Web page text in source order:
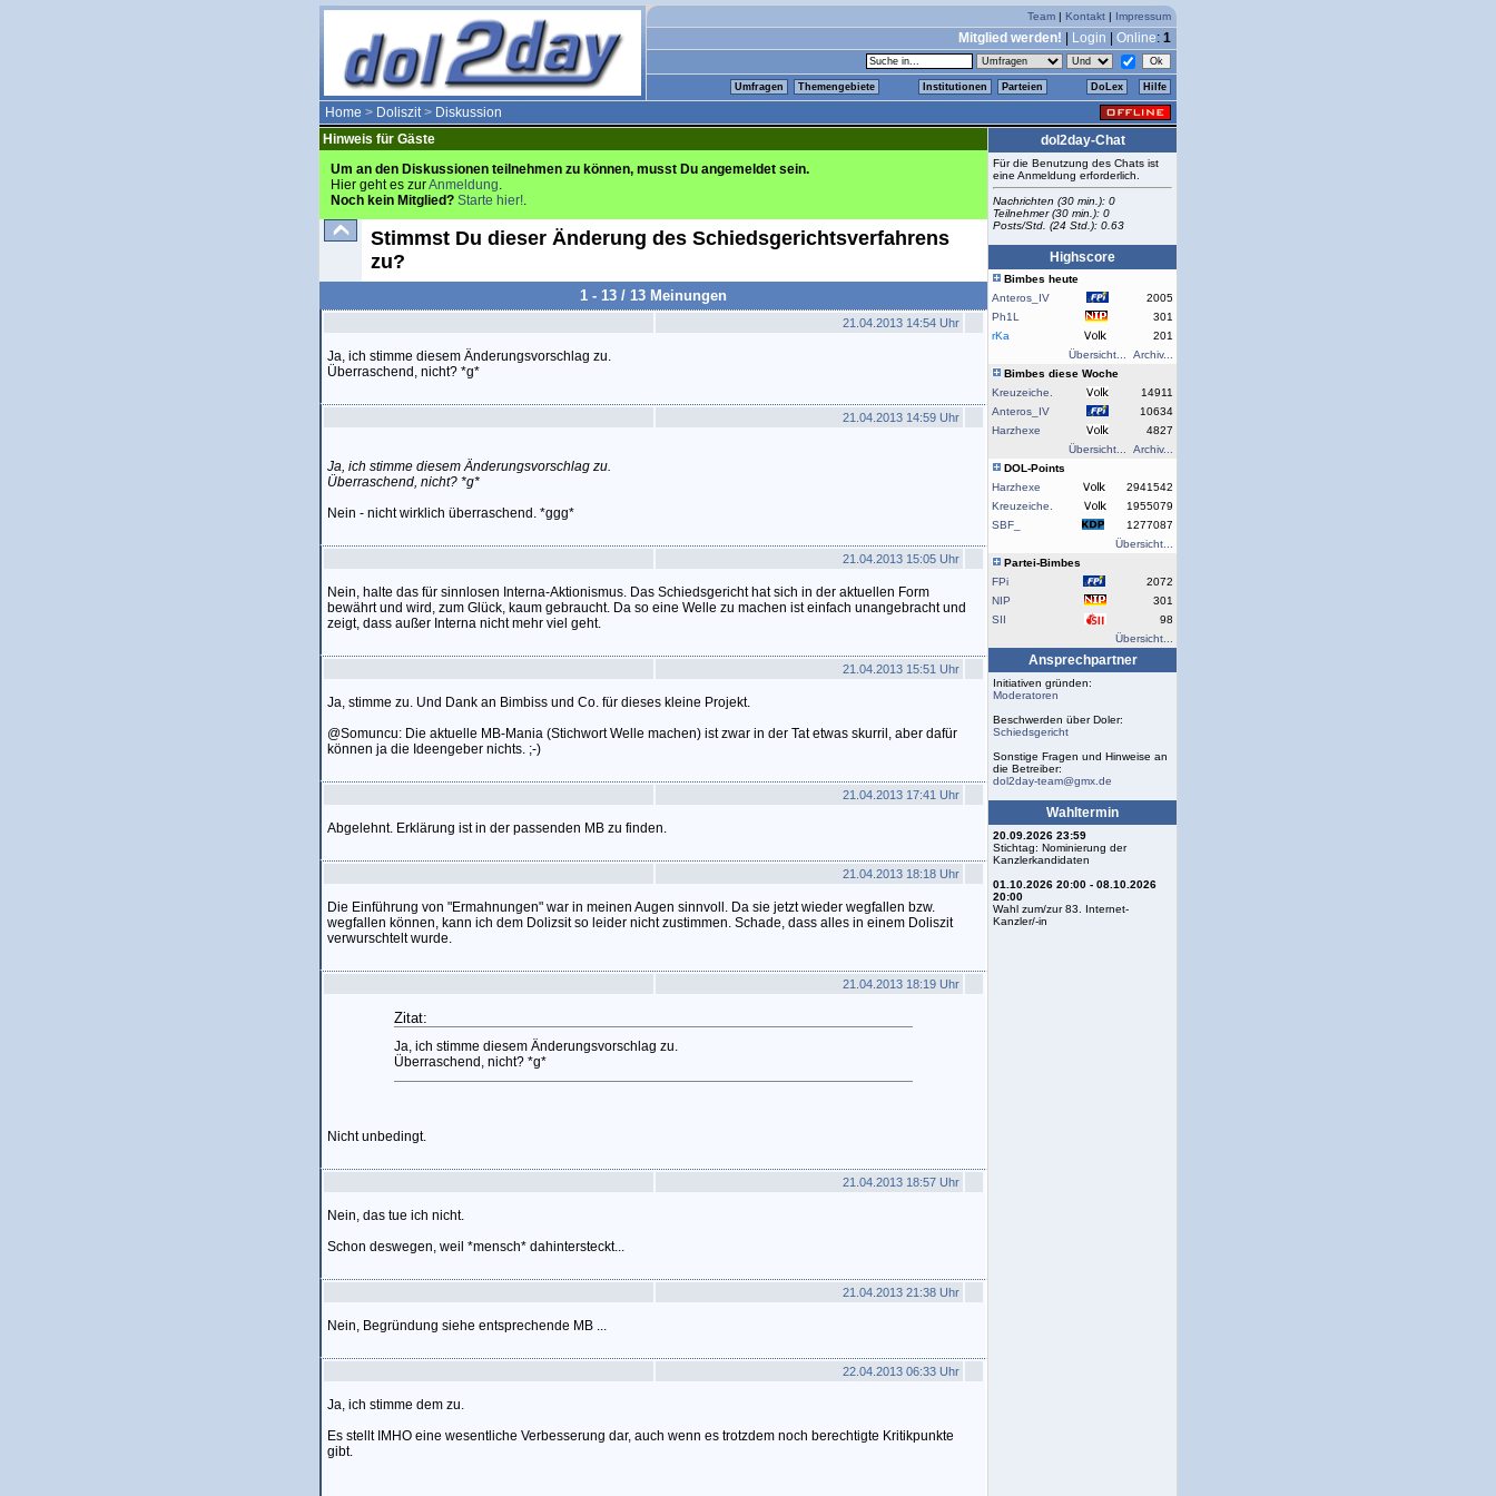
Team | Kontakt | Impressum
Mitglied werden! Login Online: 1
Umfragen Themengebiete Institutionen Parteien DoLex Hilfe
Home > Doliszit> Diskussion
Hinweis für Gäste
Um an den Diskussionen teilnehmen zu können, musst Du angemeldet sein.
Hier geht es zurAnmeldung.
Noch kein Mitglied? Starte hier!.
Stimmst Du dieser Änderung des Schiedsgerichtsverfahrens
zu?
1 - 13 / 13 Meinungen
21.04.2013 14:54 Uhr
Ja, ich stimme diesem Änderungsvorschlag zu.
Überraschend, nicht? *g*
21.04.2013 14:59 Uhr
Ja, ich stimme diesem Änderungsvorschlag zu.
Überraschend, nicht? *g*
Nein - nicht wirklich überraschend. *ggg*
21.04.2013 15:05 Uhr
Nein, halte das für sinnlosen Interna-Aktionismus. Das Schiedsgericht hat sich in der aktuellen Form
bewährt und wird, zum Glück, kaum gebraucht. Da so eine Welle zu machen ist einfach unangebracht und
zeigt, dass außer Interna nicht mehr viel geht.
21.04.2013 15:51 Uhr
Ja, stimme zu. Und Dank an Bimbiss und Co. für dieses kleine Projekt.
@Somuncu: Die aktuelle MB-Mania (Stichwort Welle machen) ist zwar in der Tat etwas skurril, aber dafür
können ja die Ideengeber nichts. ;-)
21.04.2013 17:41 Uhr
Abgelehnt. Erklärung ist in der passenden MB zu finden.
21.04.2013 18:18 Uhr
Die Einführung von "Ermahnungen" war in meinen Augen sinnvoll. Da sie jetzt wieder wegfallen bzw.
wegfallen können, kann ich dem Dolizsit so leider nicht zustimmen. Schade, dass alles in einem Doliszit
verwurschtelt wurde.
21.04.2013 18:19 Uhr
Zitat:
Ja, ich stimme diesem Änderungsvorschlag zu.
Überraschend, nicht? *g*
Nicht unbedingt.
21.04.2013 18:57 Uhr
Nein, das tue ich nicht.
Schon deswegen, weil *mensch* dahintersteckt...
21.04.2013 21:38 Uhr
Nein, Begründung siehe entsprechende MB ...
22.04.2013 06:33 Uhr
Ja, ich stimme dem zu.
Es stellt IMHO eine wesentliche Verbesserung dar, auch wenn es trotzdem noch berechtigte Kritikpunkte
gibt.
dol2day-Chat
Für die Benutzung des Chats ist
eine Anmeldung erforderlich.
Nachrichten (30 min.): 0
Teilnehmer (30 min.): 0
Posts/Std. (24 Std.): 0.63
Highscore
Bimbes heute
Anteros_IV
2005
Ph1L
301
rKa
201
Übersicht...
Archiv...
Bimbes diese Woche
Kreuzeiche.
14911
Anteros_IV
10634
Harzhexe
4827
Übersicht...
Archiv...
DOL-Points
Harzhexe
2941542
Kreuzeiche.
1955079
SBF_
1277087
Übersicht...
Partei-Bimbes
FPi
2072
NIP
301
SII
98
Übersicht...
Ansprechpartner
Initiativen gründen:
Moderatoren
Beschwerden über Doler:
Schiedsgericht
Sonstige Fragen und Hinweise an
die Betreiber:
dol2day-team@gmx.de
Wahltermin
20.09.2026 23:59
Stichtag: Nominierung der
Kanzlerkandidaten
01.10.2026 20:00 - 08.10.2026
20:00
Wahl zum/zur 83. Internet-
Kanzler/-in